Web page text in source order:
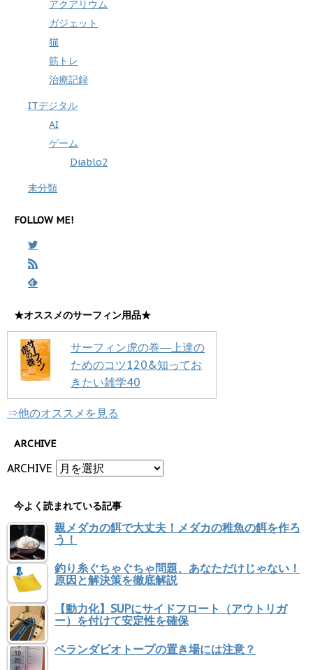
アクアリウム
ガジェット
猫
筋トレ
治療記録
ITデジタル
AI
ゲーム
Diablo2
未分類
FOLLOW ME!
★オススメのサーフィン用品★
サーフィン虎の巻―上達の
ためのコツ120&知ってお
きたい雑学40
⇒他のオススメを見る
ARCHIVE
ARCHIVE
今よく読まれている記事
親メダカの餌で大丈夫！メダカの稚魚の餌を作ろ
う！
釣り糸ぐちゃぐちゃ問題、あなただけじゃない！
原因と解決策を徹底解説
【動力化】SUPにサイドフロート（アウトリガ
ー）を付けて安定性を確保
ベランダビオトープの置き場には注意？